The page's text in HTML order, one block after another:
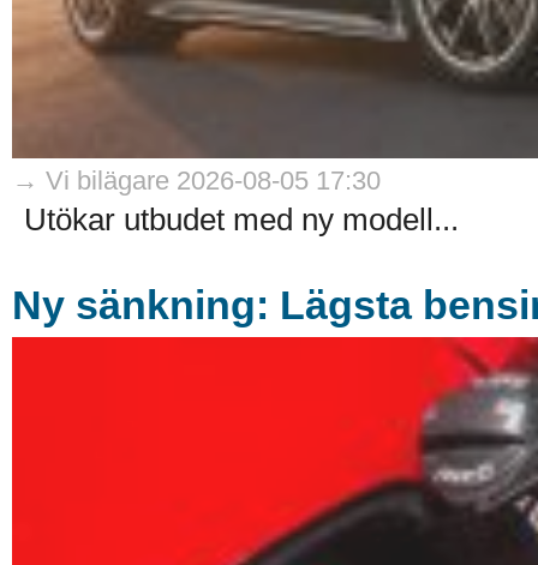
→ Vi bilägare 2026-08-05 17:30
Utökar utbudet med ny modell...
Ny sänkning: Lägsta